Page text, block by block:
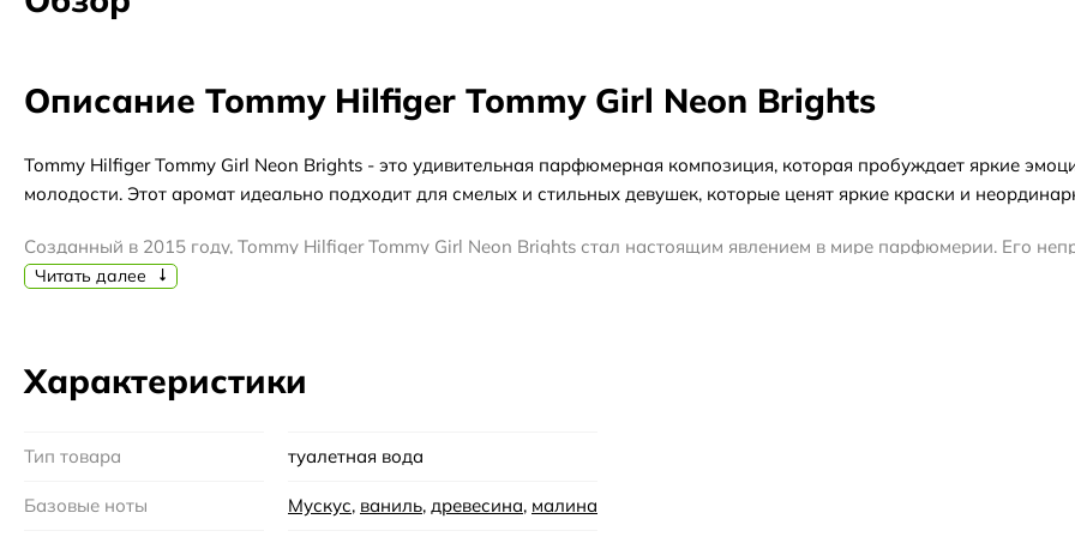
Описание Tommy Hilfiger Tommy Girl Neon Brights
Tommy Hilfiger Tommy Girl Neon Brights - это удивительная парфюмерная композиция, которая пробуждает яркие
молодости. Этот аромат идеально подходит для смелых и стильных девушек, которые ценят яркие краски и
Созданный в 2015 году, Tommy Hilfiger Tommy Girl Neon Brights стал настоящим явлением в мире парфюмерии. Его
этим чудесным ароматом на протяжении всего дня. Запах Tommy Girl Neon Brights сохраняется на вашей коже даже
Brights прекрасно подчеркнет вашу свежесть и энергию, позволяя вам оставаться неповторимой в любой ситуации.
сердечные ноты, в которых преобладает нежность цветов апельсина и жасмина. В завершении, базовые ноты
мягкой древесины, придавая аромату глубину и стойкость.
Читать далее
Характеристики
Тип товара туалетная вода
Базовые ноты Мускус, ваниль, древесина, малина